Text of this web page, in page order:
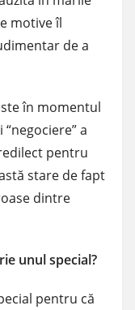
motive îl
de a
în momentul
a
pentru
stare de fapt
dintre
unul special?
pentru că